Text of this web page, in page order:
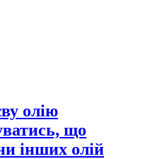
олію
що
інших олій